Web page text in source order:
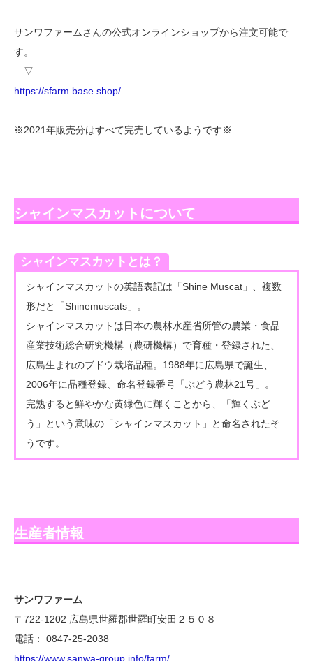
サンワファームさんの公式オンラインショップから注文可能で
す。
▽
https://sfarm.base.shop/
※2021年販売分はすべて完売しているようです※
シャインマスカットについて
シャインマスカットとは？
シャインマスカットの英語表記は「Shine Muscat」、複数
形だと「Shinemuscats」。
シャインマスカットは日本の農林水産省所管の農業・食品
産業技術総合研究機構（農研機構）で育種・登録された、
広島生まれのブドウ栽培品種。1988年に広島県で誕生、
2006年に品種登録、命名登録番号「ぶどう農林21号」。
完熟すると鮮やかな黄緑色に輝くことから、「輝くぶど
う」という意味の「シャインマスカット」と命名されたそ
うです。
生産者情報
サンワファーム
〒722-1202 広島県世羅郡世羅町安田２５０８
電話： 0847-25-2038
https://www.sanwa-group.info/farm/